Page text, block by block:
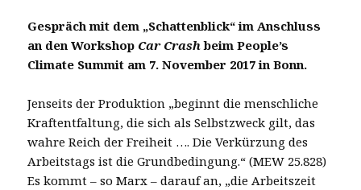
Gespräch mit dem „Schattenblick“ im Anschluss
an den Workshop Car Crashbeim People’s
Climate Summit am 7. November 2017 in Bonn.
Jenseits der Produktion „beginnt die menschliche
Kraftentfaltung, die sich als Selbstzweck gilt, das
wahre Reich der Freiheit …. Die Verkürzung des
Arbeitstags ist die Grundbedingung.“ (MEW 25.828)
Es kommt – so Marx – darauf an, „die Arbeitszeit